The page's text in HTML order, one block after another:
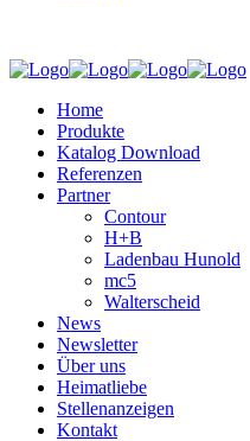
Home
Produkte
Katalog Download
Referenzen
Partner
Contour
H+B
Ladenbau Hunold
mc5
Walterscheid
News
Newsletter
Über uns
Heimatliebe
Stellenanzeigen
Kontakt